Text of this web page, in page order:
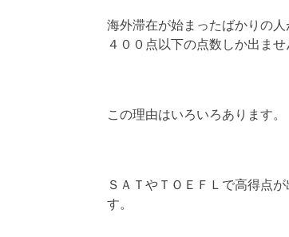
海外滞在が始まったばかりの
４００点以下の点数しか出ませ
この理由はいろいろあります。
ＳＡＴやＴＯＥＦＬで高得点
す。